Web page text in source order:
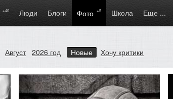
+40 Люди Блоги Фото +9 Школа Еще ...
Август 2026 год Новые Хочу критики